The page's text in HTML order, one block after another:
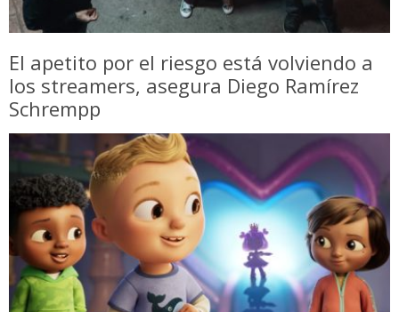
El apetito por el riesgo está volviendo a
los streamers, asegura Diego Ramírez
Schrempp